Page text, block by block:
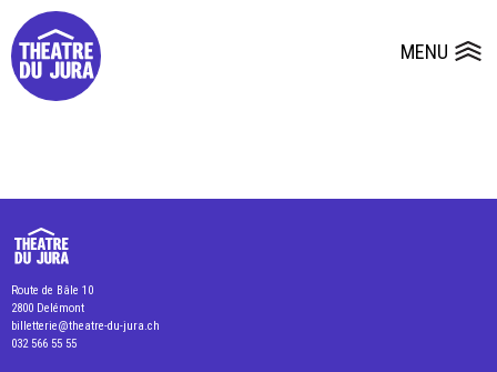
MENU
Presse Dépôts de dossiers
Route de Bâle 10
2800 Delémont
billetterie@theatre-du-jura.ch
032 566 55 55